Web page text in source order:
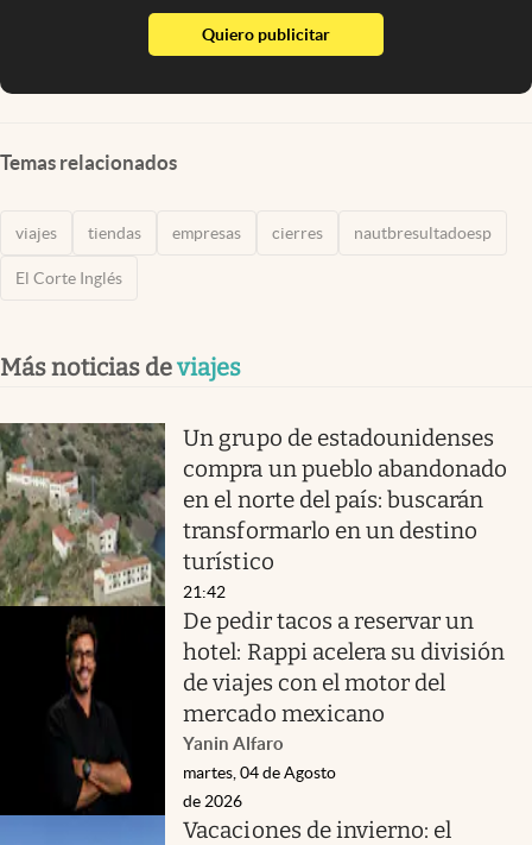
Quiero publicitarabre en nueva pestaña
Temas relacionados
viajes tiendas empresas cierres nautbresultadoesp
El Corte Inglés
Más noticias deviajes
Un grupo de estadounidenses
compra un pueblo abandonado
en el norte del país: buscarán
transformarlo en un destino
turístico
21:42
De pedir tacos a reservar un
hotel: Rappi acelera su división
de viajes con el motor del
mercado mexicano
Yanin Alfaro
martes, 04 de Agosto
de 2026
Vacaciones de invierno: el